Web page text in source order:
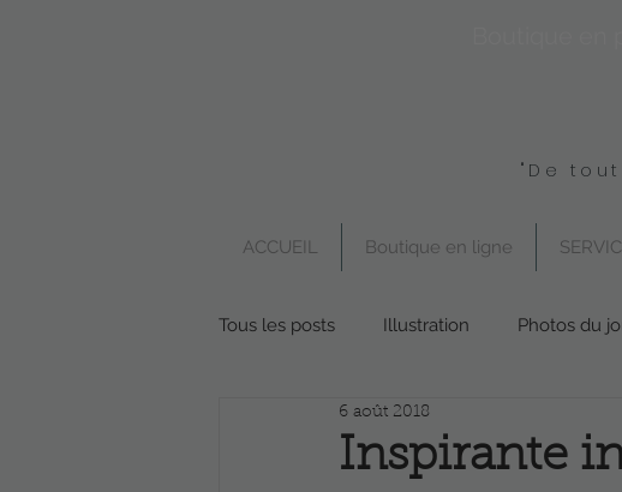
"De
ACCUEIL Boutique en ligne
Tous les posts Illustration Photos du
Boutique en ligne
Inspirante
6 août 2018